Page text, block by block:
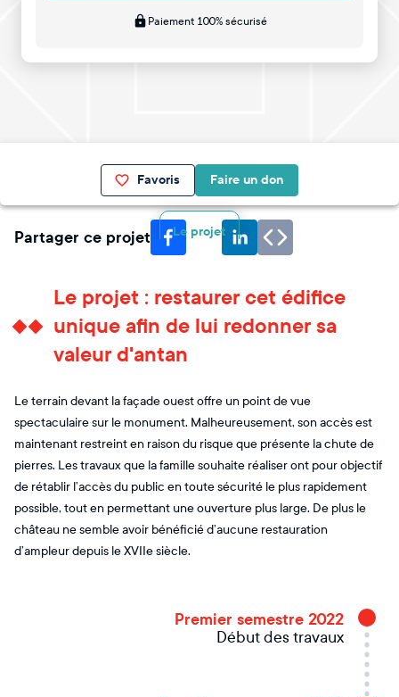
Paiement 100% sécurisé
Favoris Faire un don
Le projet
Partager ce projet
Le projet : restaurer cet édifice
unique afin de lui redonner sa
valeur d'antan
Le terrain devant la façade ouest offre un point de vue
spectaculaire sur le monument. Malheureusement, son accès est
maintenant restreint en raison du risque que présente la chute de
pierres. Les travaux que la famille souhaite réaliser ont pour objectif
de rétablir l’accès du public en toute sécurité le plus rapidement
possible, tout en permettant une ouverture plus large. De plus le
château ne semble avoir bénéficié d’aucune restauration
d’ampleur depuis le XVIIe siècle.
Premier semestre 2022
Début des travaux